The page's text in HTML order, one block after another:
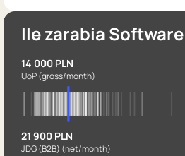
Ile zarabia
14 000 PLN
UoP(gross/month)
21 900 PLN
JDG (B2B) (net/month)